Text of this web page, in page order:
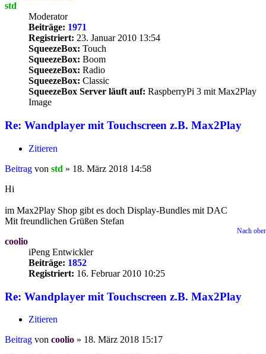
std
Moderator
Beiträge: 1971
Registriert: 23. Januar 2010 13:54
SqueezeBox: Touch
SqueezeBox: Boom
SqueezeBox: Radio
SqueezeBox: Classic
SqueezeBox Server läuft auf: RaspberryPi 3 mit Max2Play
Image
Re: Wandplayer mit Touchscreen z.B. Max2Play
Zitieren
Beitrag von std » 18. März 2018 14:58
Hi
im Max2Play Shop gibt es doch Display-Bundles mit DAC
Mit freundlichen Grüßen Stefan
Nach
coolio
iPeng Entwickler
Beiträge: 1852
Registriert: 16. Februar 2010 10:25
Re: Wandplayer mit Touchscreen z.B. Max2Play
Zitieren
Beitrag von coolio » 18. März 2018 15:17